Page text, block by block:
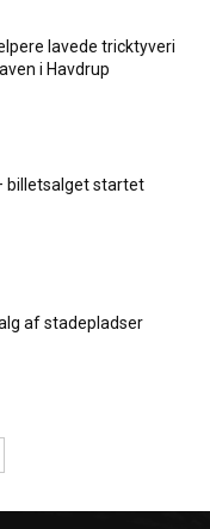
lavede tricktyveri
i Havdrup
billetsalget startet
af stadepladser